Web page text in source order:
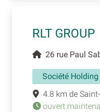
RLT GROUP
26 rue Paul
Société Holding
4.8 km de
ouvert